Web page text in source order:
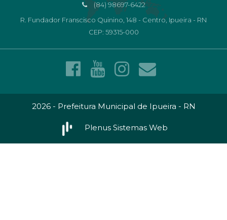
(84) 98697-6422
R. Fundador Franscisco Quinino, 148 - Centro, Ipueira - RN
CEP: 59315-000
2026 - Prefeitura Municipal de Ipueira - RN
Plenus Sistemas Web